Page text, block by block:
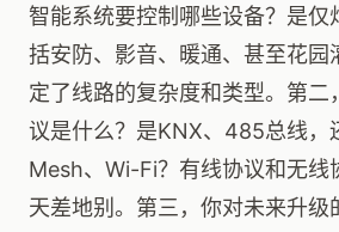
智能系统要控制哪些设备？是仅
括安防、影音、暖通、甚至花园
定了线路的复杂度和类型。第二
议是什么？是KNX、485总线，
Mesh、Wi-Fi？有线协议和无线
天差地别。第三，你对未来升级